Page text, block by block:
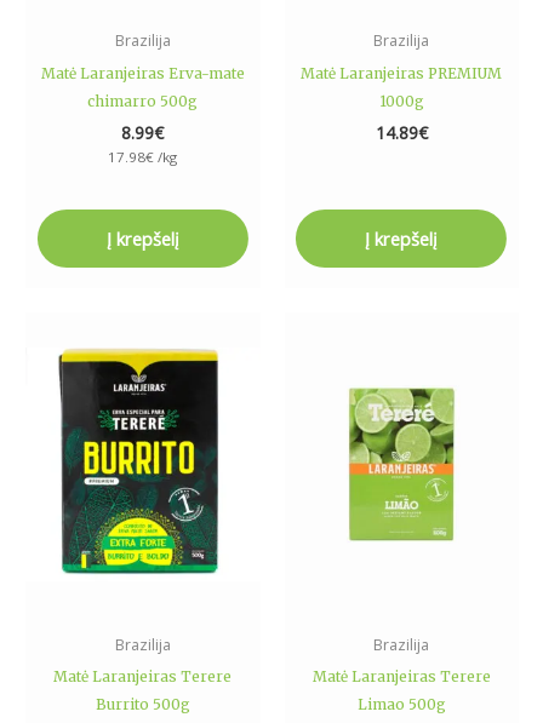
Brazilija
Matė Laranjeiras Erva-mate
chimarro 500g
8.99€
17.98€ /kg
Į krepšelį
Brazilija
Matė Laranjeiras PREMIUM
1000g
14.89€
Į krepšelį
Brazilija
Matė Laranjeiras Terere
Burrito 500g
Brazilija
Matė Laranjeiras Terere
Limao 500g